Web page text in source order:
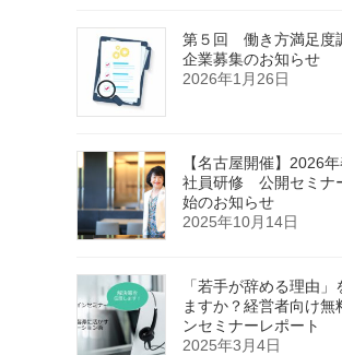
第５回 働き方満足
企業募集のお知らせ
2026年1月26日
【名古屋開催】2026
社員研修 公開セミ
始のお知らせ
2025年10月14日
「若手が辞める理由
ますか？経営者向け無
ンセミナーレポート
2025年3月4日